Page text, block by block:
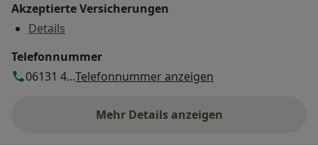
Akzeptierte Versicherungen
Details
Telefonnummer
06131 4...Telefonnummer anzeigen
Mehr Details anzeigen
über die Adresse